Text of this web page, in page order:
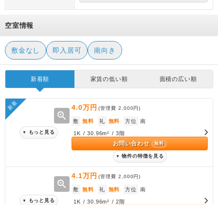
空室情報
敷金なし 即入居可 南向き
新着順 家賃の低い順 面積の広い順
新着
zoom_in
▼ もっと見る
4.0万円 (管理費2,000円)
敷 無料 礼 無料 方位 南
1K / 30.96m² / 3階
お問い合わせ 無料
▼ 物件の特徴を見る
zoom_in
▼ もっと見る
4.1万円 (管理費2,000円)
敷 無料 礼 無料 方位 南
1K / 30.96m² / 2階